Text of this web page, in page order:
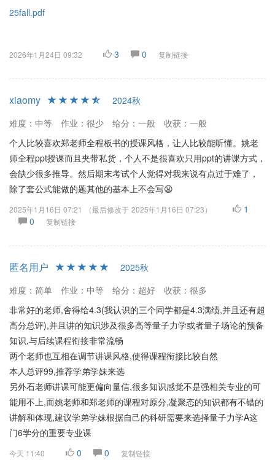
25fall.pdf
2026年1月24日 09:32 3 0 复制链接
xiaomy
2024秋
难度：中等
作业：很少 给分：一般
收获：一般
个人比较喜欢郑老师全程板书的授课风格，让人比较能听懂。姚老
师全程ppt授课而且夹带私货，个人不是很喜欢只用ppt的讲课方式，
会缺少很多推导。然后期末考试个人觉得对我来说有点过于难了，
除了套公式能做的题其他的基本上不会写😩
2025年1月16日 07:21 （最后修改于 2025年1月16日 07:23）
1
0
复制链接
匿名用户
2025秋
难度：简单
作业：中等 给分：超好
收获：很多
非常好的老师,舍得给4.3(我认识的三个同学都是4.3满绩,并且还有超
高分总评),并且讲的知识涉及很多高等量子力学或者量子场论的预备
知识,与后续课程衔接非常流畅
两个老师也互相在调节讲课风格,使得课程衔接比较自然
本人总评99,推荐学弟学妹来选
另外石老师讲课可能更偏向量信,很多知识感觉不是强相关专业的可
能用不上,而姚老师和郑老师的课程对原分,凝聚态的知识都有不错的
讲解和体现,建议学弟学妹根据自己的科研需要来选择量子力学A这
门6学分的重要专业课
今天 11:40 0 0 复制链接